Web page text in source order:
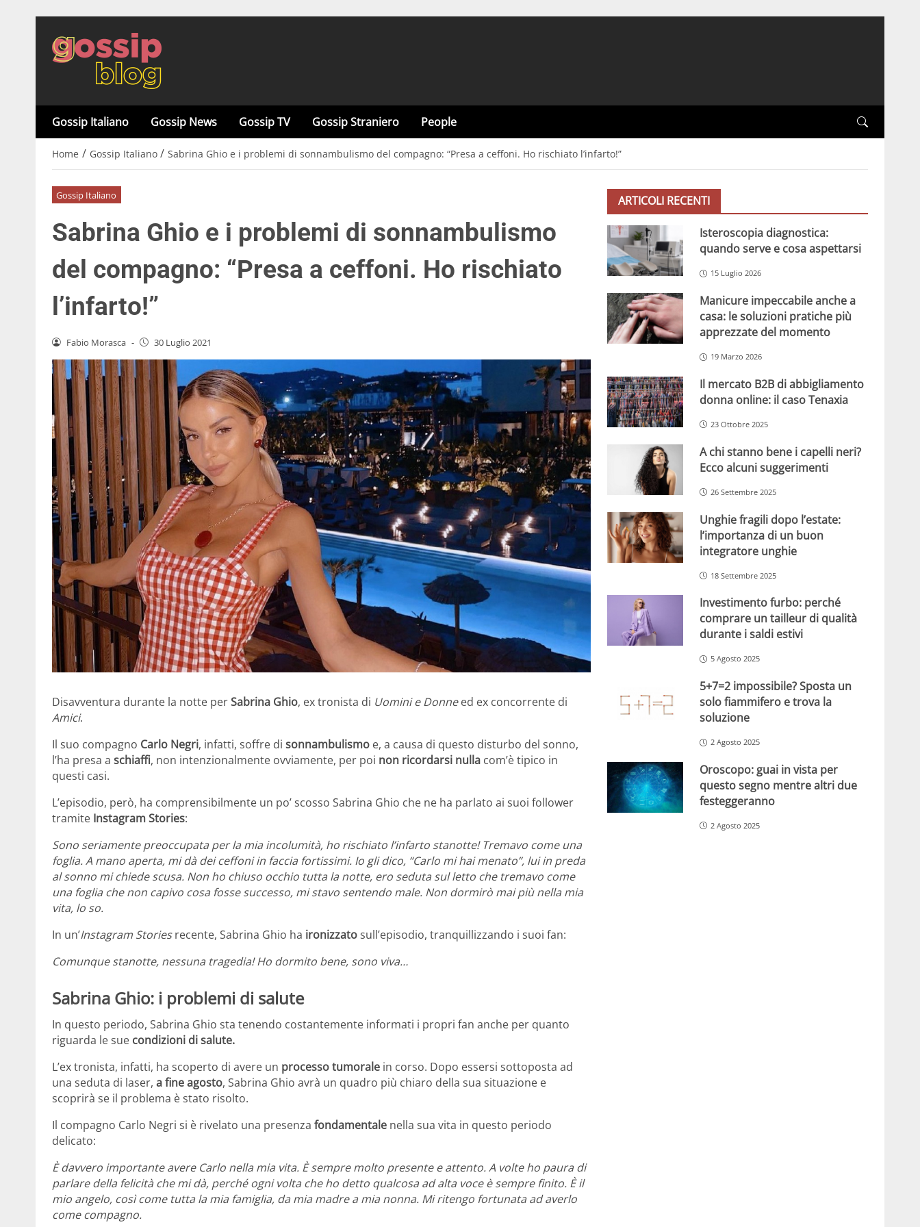
Gossip Italiano Gossip News Gossip TV Gossip Straniero People
Home / Gossip Italiano / Sabrina Ghio e i problemi di sonnambulismo del compagno: “Presa a ceffoni. Ho rischiato l’infarto!”
Gossip Italiano
Sabrina Ghio e i problemi di sonnambulismo
del compagno: “Presa a ceffoni. Ho rischiato
l’infarto!”
Fabio Morasca - 30 Luglio 2021
Disavventura durante la notte perSabrina Ghio, ex tronista di Uomini e Donneed ex concorrente di
Amici.
Il suo compagno Carlo Negri, infatti, soffre di sonnambulismo e, a causa di questo disturbo del sonno,
l’ha presa a schiaffi, non intenzionalmente ovviamente, per poi non ricordarsi nulla com’è tipico in
questi casi.
L’episodio, però, ha comprensibilmente un po’ scosso Sabrina Ghio che ne ha parlato ai suoi follower
tramite Instagram Stories:
Sono seriamente preoccupata per la mia incolumità, ho rischiato l’infarto stanotte! Tremavo come una
foglia. A mano aperta, mi dà dei ceffoni in faccia fortissimi. Io gli dico, “Carlo mi hai menato”, lui in preda
al sonno mi chiede scusa. Non ho chiuso occhio tutta la notte, ero seduta sul letto che tremavo come
una foglia che non capivo cosa fosse successo, mi stavo sentendo male. Non dormirò mai più nella mia
vita, lo so.
In un’Instagram Storiesrecente, Sabrina Ghio ha ironizzatosull’episodio, tranquillizzando i suoi fan:
Comunque stanotte, nessuna tragedia! Ho dormito bene, sono viva…
Sabrina Ghio: i problemi di salute
In questo periodo, Sabrina Ghio sta tenendo costantemente informati i propri fan anche per quanto
riguarda le sue condizioni di salute.
L’ex tronista, infatti, ha scoperto di avere un processo tumorale in corso. Dopo essersi sottoposta ad
una seduta di laser, a fine agosto, Sabrina Ghio avrà un quadro più chiaro della sua situazione e
scoprirà se il problema è stato risolto.
Il compagno Carlo Negri si è rivelato una presenza fondamentale nella sua vita in questo periodo
delicato:
È davvero importante avere Carlo nella mia vita. È sempre molto presente e attento. A volte ho paura di
parlare della felicità che mi dà, perché ogni volta che ho detto qualcosa ad alta voce è sempre finito. È il
mio angelo, così come tutta la mia famiglia, da mia madre a mia nonna. Mi ritengo fortunata ad averlo
come compagno.
ARTICOLI RECENTI
Isteroscopia diagnostica:
quando serve e cosa aspettarsi
15 Luglio 2026
Manicure impeccabile anche a
casa: le soluzioni pratiche più
apprezzate del momento
19 Marzo 2026
Il mercato B2B di abbigliamento
donna online: il caso Tenaxia
23 Ottobre 2025
A chi stanno bene i capelli neri?
Ecco alcuni suggerimenti
26 Settembre 2025
Unghie fragili dopo l’estate:
l’importanza di un buon
integratore unghie
18 Settembre 2025
Investimento furbo: perché
comprare un tailleur di qualità
durante i saldi estivi
5 Agosto 2025
5+7=2 impossibile? Sposta un
solo fiammifero e trova la
soluzione
2 Agosto 2025
Oroscopo: guai in vista per
questo segno mentre altri due
festeggeranno
2 Agosto 2025